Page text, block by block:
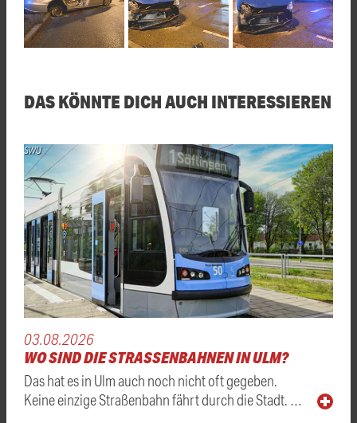
DAS KÖNNTE DICH AUCH INTERESSIEREN
SWU
03.08.2026
WO SIND DIE STRASSENBAHNEN IN ULM?
Das hat es in Ulm auch noch nicht oft gegeben.
Keine einzige Straßenbahn fährt durch die Stadt. …